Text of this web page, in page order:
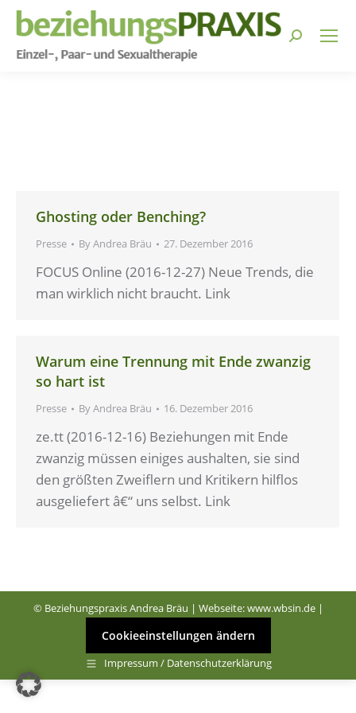
Search:
Ghosting oder Benching?
Presse ByAndrea Bräu 27. Dezember 2016
FOCUS Online (2016-12-27) Neue Trends, die
man wirklich nicht braucht. Link
Warum eine Trennung mit Ende zwanzig
so hart ist
Presse ByAndrea Bräu 16. Dezember 2016
ze.tt (2016-12-16) Beziehungen mit Ende
zwanzig müssen einiges aushalten, sie sind
den größten Zweiflern und Kritikern hilflos
ausgeliefert â€“ uns selbst. Link
© Beziehungspraxis Andrea Bräu | Webseite:www.wbsin.de
Cookieeinstellungen ändern
Impressum / Datenschutzerklärung